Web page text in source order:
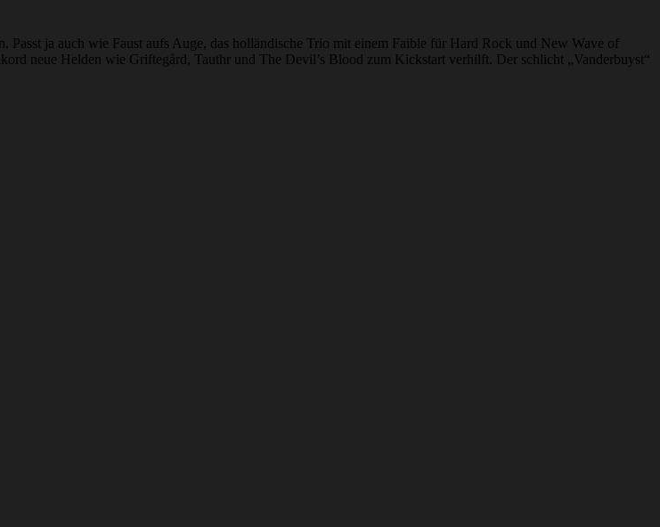
Passt ja auch wie Faust aufs Auge, das holländische Trio mit einem Faible für Hard Rock und New Wave of
neue Helden wie Griftegård, Tauthr und The Devil’s Blood zum Kickstart verhilft. Der schlicht „Vanderbuyst“